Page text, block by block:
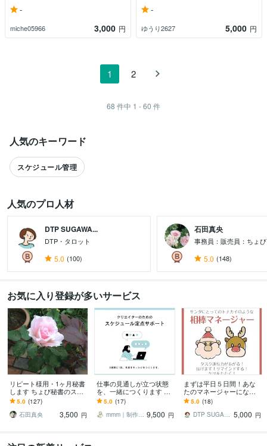
-
miche05966 3,000 円
-
ゆうり2627 5,000 円
1 2
68 件中 1 - 60 件
人気のキーワード
スケジュール管理
すべて見る
人気のプロ人材
DTP SUGAWA...
DTP・タロット
5.0 (100)
石田真央
事務員：販売員：ちょ
5.0 (148)
お気に入り登録が多いサービス
リピート様用・1ヶ月秘書
します ちょび秘書のスケ
ジュールリマインドコー
ス
5.0 (127)
石田真央
3,500 円
仕事の見通しが立つ状態
を、一緒につくります 進
められるスケジュールに
整えましょう！
5.0 (17)
mmm｜制作環境を整える人 9,500 円
まずは平日５日間！あな
たのマネージャーになり
ます ★タスクを遂行して
一緒に目標に向かって走
ろう！
5.0 (18)
DTP SUGAWARA 5,000 円